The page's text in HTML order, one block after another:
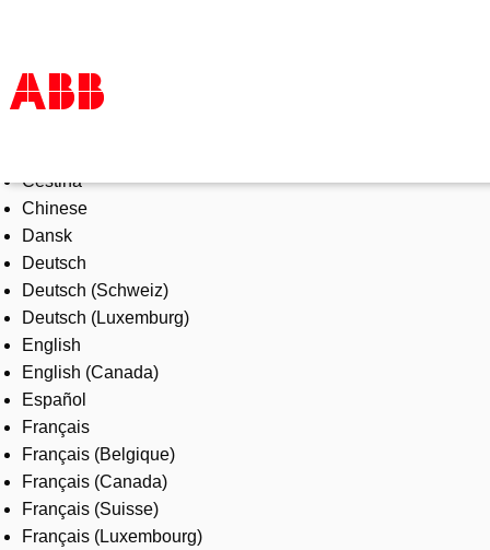
Products & Solutions
Industries
Services
About us
Where to buy
Contact us
Careers
Čeština
Chinese
Dansk
Deutsch
Deutsch (Schweiz)
Deutsch (Luxemburg)
English
English (Canada)
Español
Français
Français (Belgique)
Français (Canada)
Français (Suisse)
Français (Luxembourg)